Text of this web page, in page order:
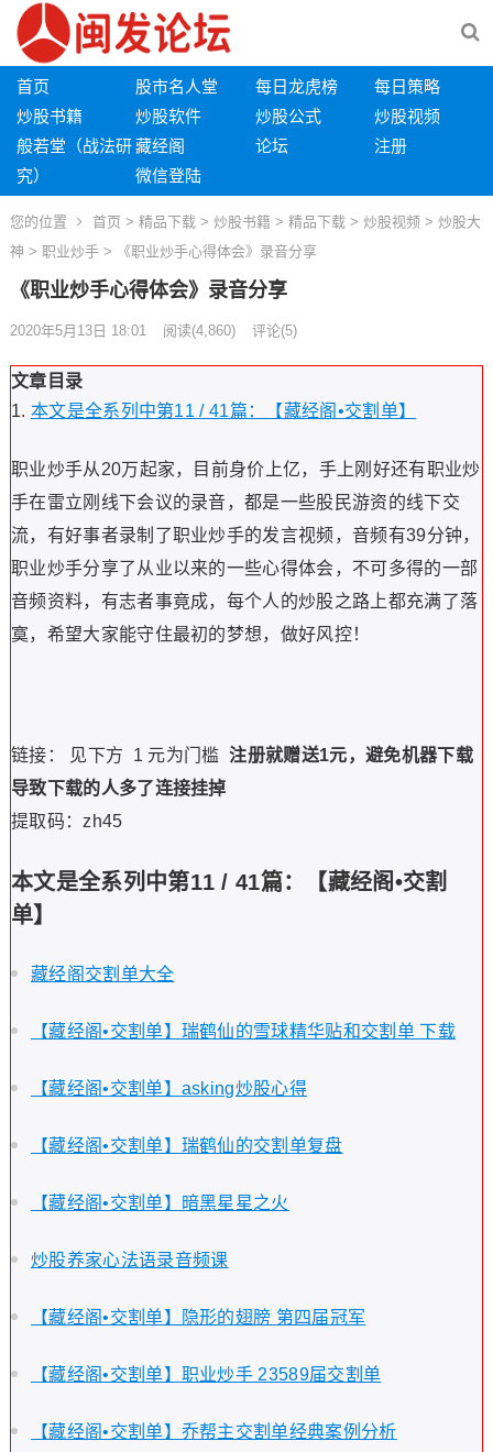
首页 股市名人堂 每日龙虎榜
每日策略
炒股书籍
炒股软件 炒股公式
炒股视频
般若堂（战法研
究）
藏经阁 论坛
注册
微信登陆
您的位置 首页 > 精品下载> 炒股书籍 > 精品下载> 炒股视频> 炒股大
神 > 职业炒手 > 《职业炒手心得体会》录音分享
《职业炒手心得体会》录音分享
2020年5月13日 18:01 阅读(4,860) 评论(5)
文章目录
本文是全系列中第11 / 41篇：【藏经阁•交割单】
职业炒手从20万起家，目前身价上亿，手上刚好还有职业炒
手在雷立刚线下会议的录音，都是一些股民游资的线下交
流，有好事者录制了职业炒手的发言视频，音频有39分钟，
职业炒手分享了从业以来的一些心得体会，不可多得的一部
音频资料，有志者事竟成，每个人的炒股之路上都充满了落
寞，希望大家能守住最初的梦想，做好风控！
链接： 见下方 1 元为门槛 注册就赠送1元，避免机器下载
导致下载的人多了连接挂掉
提取码：zh45
本文是全系列中第11 / 41篇：【藏经阁•交割
单】
藏经阁交割单大全
【藏经阁•交割单】瑞鹤仙的雪球精华贴和交割单 下载
【藏经阁•交割单】asking炒股心得
【藏经阁•交割单】瑞鹤仙的交割单复盘
【藏经阁•交割单】暗黑星星之火
炒股养家心法语录音频课
【藏经阁•交割单】隐形的翅膀 第四届冠军
【藏经阁•交割单】职业炒手 23589届交割单
【藏经阁•交割单】乔帮主交割单经典案例分析